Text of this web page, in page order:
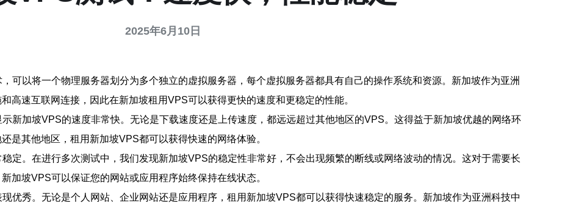
2025年6月10日
可以将一个物理服务器划分为多个独立的虚拟服务器，每个虚拟服务器都具有自己的操作系统和资源。新加坡作为亚洲
高速互联网连接，因此在新加坡租用VPS可以获得更快的速度和更稳定的性能。
新加坡VPS的速度非常快。无论是下载速度还是上传速度，都远远超过其他地区的VPS。这得益于新加坡优越的网络环
是其他地区，租用新加坡VPS都可以获得快速的网络体验。
定。在进行多次测试中，我们发现新加坡VPS的稳定性非常好，不会出现频繁的断线或网络波动的情况。这对于需要长
加坡VPS可以保证您的网站或应用程序始终保持在线状态。
优秀。无论是个人网站、企业网站还是应用程序，租用新加坡VPS都可以获得快速稳定的服务。新加坡作为亚洲科技中